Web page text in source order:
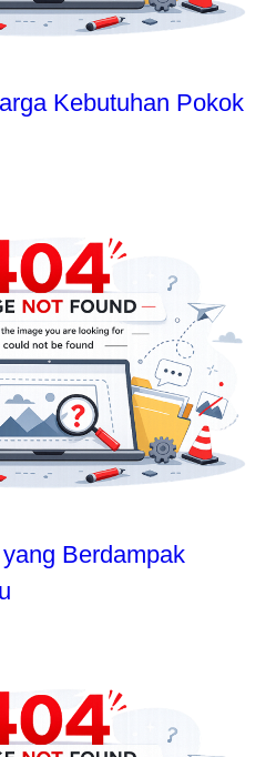
Kebutuhan Pokok
Berdampak